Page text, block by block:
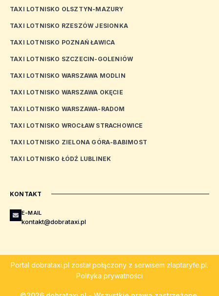
TAXI LOTNISKO OLSZTYN-MAZURY
TAXI LOTNISKO RZESZÓW JESIONKA
TAXI LOTNISKO POZNAŃ ŁAWICA
TAXI LOTNISKO SZCZECIN-GOLENIÓW
TAXI LOTNISKO WARSZAWA MODLIN
TAXI LOTNISKO WARSZAWA OKĘCIE
TAXI LOTNISKO WARSZAWA-RADOM
TAXI LOTNISKO WROCŁAW STRACHOWICE
TAXI LOTNISKO ZIELONA GÓRA-BABIMOST
TAXI LOTNISKO ŁÓDŹ LUBLINEK
KONTAKT
E-MAIL
kontakt@dobrataxi.pl
Portal dobrataxi.pl został połączony z serwisem zlaptaryfe.pl.
Polityka prywatności